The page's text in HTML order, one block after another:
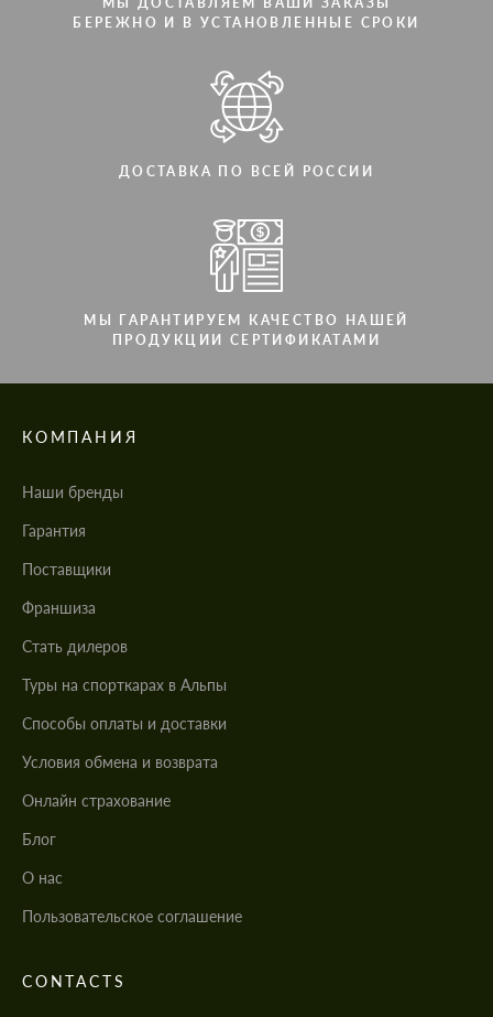
БЕРЕЖНО И В УСТАНОВЛЕННЫЕ СРОКИ
ДОСТАВКА ПО ВСЕЙ РОССИИ
МЫ ГАРАНТИРУЕМ КАЧЕСТВО НАШЕЙ
ПРОДУКЦИИ СЕРТИФИКАТАМИ
КОМПАНИЯ
Наши бренды
Гарантия
Поставщики
Франшиза
Стать дилеров
Туры на спорткарах в Альпы
Cпособы оплаты и доставки
Условия обмена и возврата
Онлайн страхование
Блог
О нас
Пользовательское соглашение
CONTACTS